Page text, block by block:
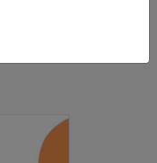
la bellezza come